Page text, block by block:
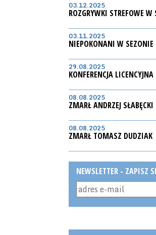
03.12.2025
ROZGRYWKI STREFOWE
03.11.2025
NIEPOKONANI W
29.08.2025
KONFERENCJA
08.08.2025
ZMARŁ ANDRZEJ SŁABĘCKI
08.08.2025
ZMARŁ TOMASZ DUDZIAK
NEWSLETTER - ZAPISZ